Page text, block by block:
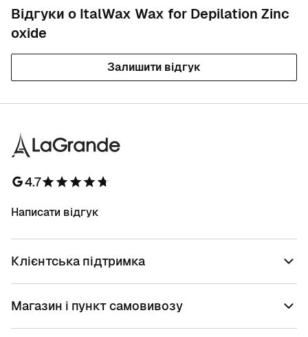
Відгуки о ItalWax Wax for Depilation Zinc
oxide
Залишити відгук
4.7
Написати відгук
Клієнтська підтримка
Магазин і пункт самовивозу